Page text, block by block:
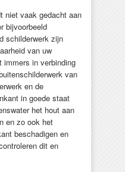
niet vaak gedacht aan
bijvoor­beeld
schilderwerk zijn
van uw
immers in verbinding
van
en de
in goede staat
het hout aan
en zo ook het
beschadigen en
dit en